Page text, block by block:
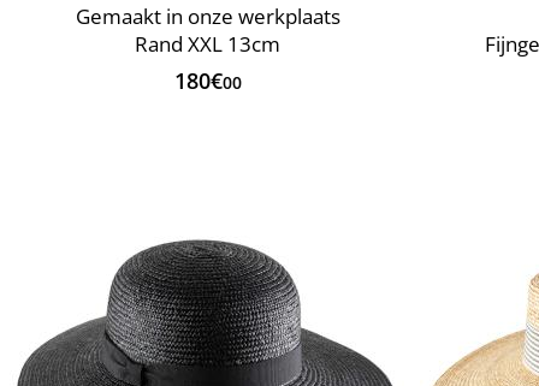
Gemaakt in onze werkplaats
Rand XXL 13cm
180€00